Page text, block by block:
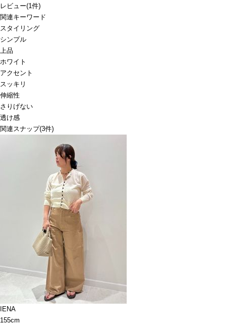
レビュー(1件)
関連キーワード
スタイリング
シンプル
上品
ホワイト
アクセント
スッキリ
伸縮性
さりげない
透け感
関連スナップ(3件)
IENA
155cm